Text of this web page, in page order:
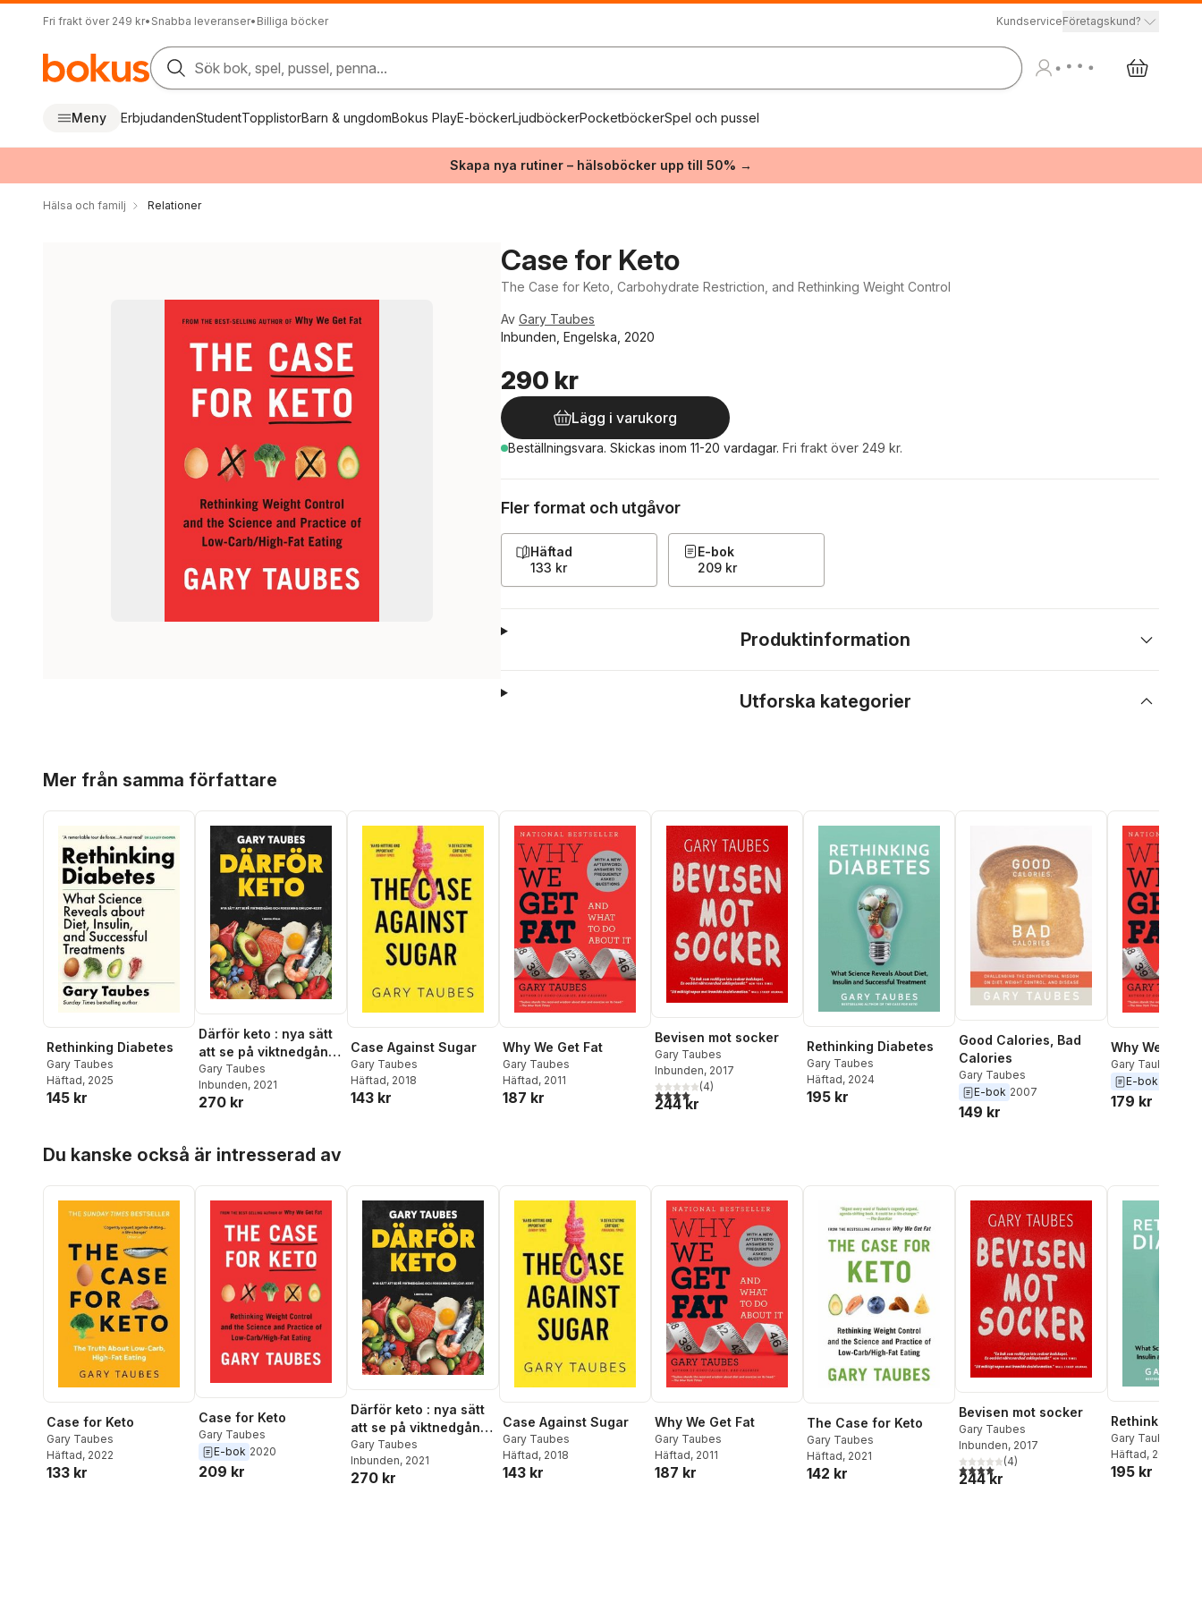
Fri frakt över 249 kr• Snabba leveranser• Billiga böcker KundserviceFöretagskund?
Sök bok, spel, pussel, penna...
Meny ErbjudandenStudentTopplistorBarn & ungdomBokus PlayE-böckerLjudböckerPocketböckerSpel och pussel
Skapa nya rutiner – hälsoböcker upp till 50% →
Hälsa och familj Relationer
Case for Keto
The Case for Keto, Carbohydrate Restriction, and Rethinking Weight Control
Av Gary Taubes
Inbunden, Engelska, 2020
290 kr
Lägg i varukorg
Beställningsvara. Skickas inom 11-20 vardagar. Fri frakt över 249 kr.
Fler format och utgåvor
Häftad
133 kr
E-bok
209 kr
Produktinformation
Utforska kategorier
Mer från samma författare
Rethinking Diabetes
Gary Taubes
Häftad, 2025
145 kr
Därför keto : nya sätt
att se på viktnedgång
och forskning om
LCHF-kost
Gary Taubes
Inbunden, 2021
270 kr
Case Against Sugar
Gary Taubes
Häftad, 2018
143 kr
Why We Get Fat
Gary Taubes
Häftad, 2011
187 kr
Bevisen mot socker
Gary Taubes
Inbunden, 2017
4,0utav 5 stjärnor. Totalt antal röster:
(4)
244 kr
Rethinking Diabetes
Gary Taubes
Häftad, 2024
195 kr
Good Calories, Bad
Calories
Gary Taubes
E-bok 2007
149 kr
Why We Get
Gary Taubes
E-bok
179 kr
Du kanske också är intresserad av
Case for Keto
Gary Taubes
Häftad, 2022
133 kr
Case for Keto
Gary Taubes
E-bok 2020
209 kr
Därför keto : nya sätt
att se på viktnedgång
och forskning om
LCHF-kost
Gary Taubes
Inbunden, 2021
270 kr
Case Against Sugar
Gary Taubes
Häftad, 2018
143 kr
Why We Get Fat
Gary Taubes
Häftad, 2011
187 kr
The Case for Keto
Gary Taubes
Häftad, 2021
142 kr
Bevisen mot socker
Gary Taubes
Inbunden, 2017
4,0utav 5 stjärnor. Totalt antal röster:
(4)
244 kr
Rethinking
Gary Taubes
Häftad, 2024
195 kr